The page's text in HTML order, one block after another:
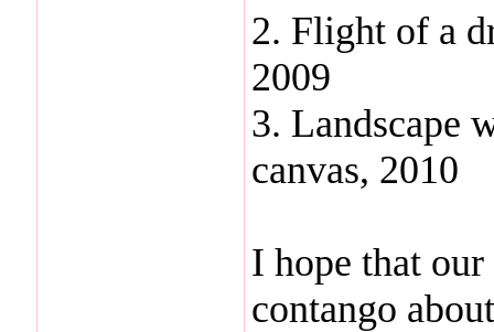
2. Flight of a
2009
3. Landscape
canvas, 2010
I hope that
contango